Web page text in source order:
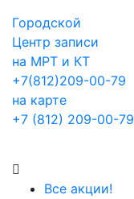
Городской
Центр записи
на МРТ и КТ
+7(812)209-00-79
на карте
+7 (812) 209-00-79
Все акции!